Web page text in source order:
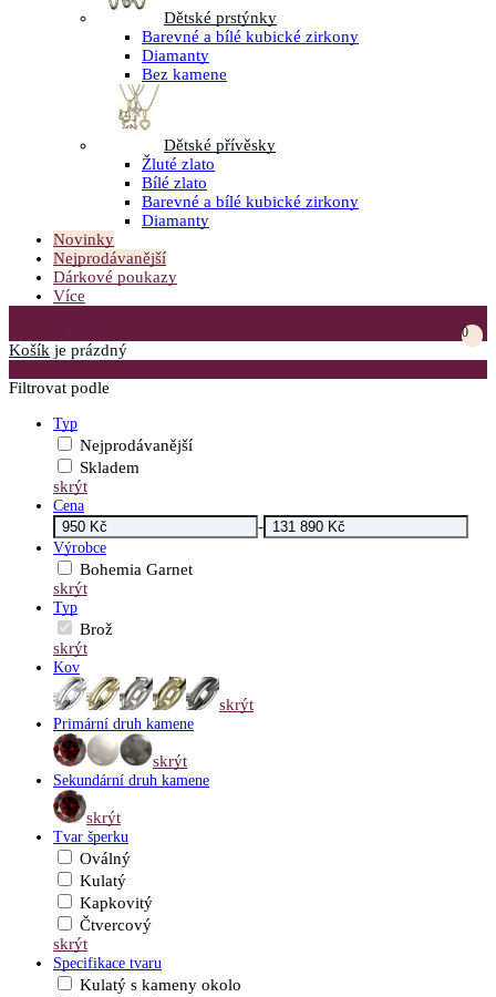
Dětské prstýnky
Barevné a bílé kubické zirkony
Diamanty
Bez kamene
Dětské přívěsky
Žluté zlato
Bílé zlato
Barevné a bílé kubické zirkony
Diamanty
Novinky
Nejprodávanější
Dárkové poukazy
Více
0
Košík je prázdný
Filtrovat podle
Typ
Nejprodávanější
Skladem
skrýt
Cena
-
Výrobce
Bohemia Garnet
skrýt
Typ
Brož
skrýt
Kov
skrýt
Primární druh kamene
skrýt
Sekundární druh kamene
skrýt
Tvar šperku
Oválný
Kulatý
Kapkovitý
Čtvercový
skrýt
Specifikace tvaru
Kulatý s kameny okolo